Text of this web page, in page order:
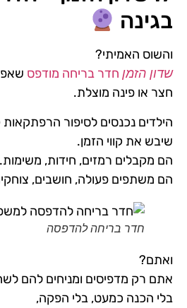
בגינה
והשוס האמיתי?
שדון הזמן חדר בריחה מודפס
חצר או פינה מוצלת.
הילדים נכנסים לסיפור
שיבש את קווי הזמן.
הם מקבלים רמזים, חידות, משימות.
הם משתפים פעולה, חושבים,
חדר בריחה להדפסה
ואתם?
אתם רק מדפיסים ומניחים להם
בלי הכנה כמעט, בלי הפקה,